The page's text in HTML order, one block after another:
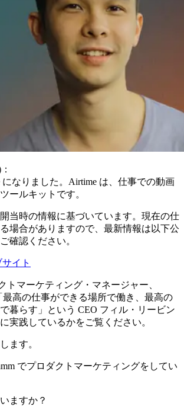
になりました。Airtime は、仕事での動画
ールキットです。
当時の情報に基づいています。現在の仕
場合がありますので、最新情報は以下公
確認ください。
イト
トマーケティング・マネージャー、
最高の仕事ができる場所で働き、最高の
暮らす」という CEO フィル・リービン
実践しているかをご覧ください。
ます。
でプロダクトマーケティングをしてい
ますか？